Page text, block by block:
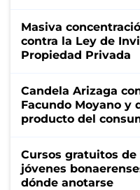
Masiva
contra la Ley de
Propiedad Privada
Candela Arizaga
Facundo Moyano y
producto del
Cursos gratuitos
jóvenes
dónde anotarse